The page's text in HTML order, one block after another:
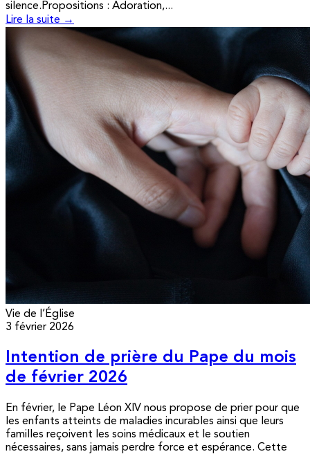
silence.Propositions : Adoration,...
Lire la suite →
Vie de l’Église
3 février 2026
Intention de prière du Pape du mois
de février 2026
En février, le Pape Léon XIV nous propose de prier pour que
les enfants atteints de maladies incurables ainsi que leurs
familles reçoivent les soins médicaux et le soutien
nécessaires, sans jamais perdre force et espérance. Cette